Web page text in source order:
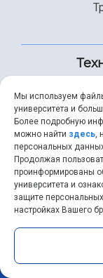
Самарский
RSS
Мы используем
университета и
Более подробную
можно найти здесь,
персональных
Продолжая
проинформированы
университета и
защите
настройках Вашего